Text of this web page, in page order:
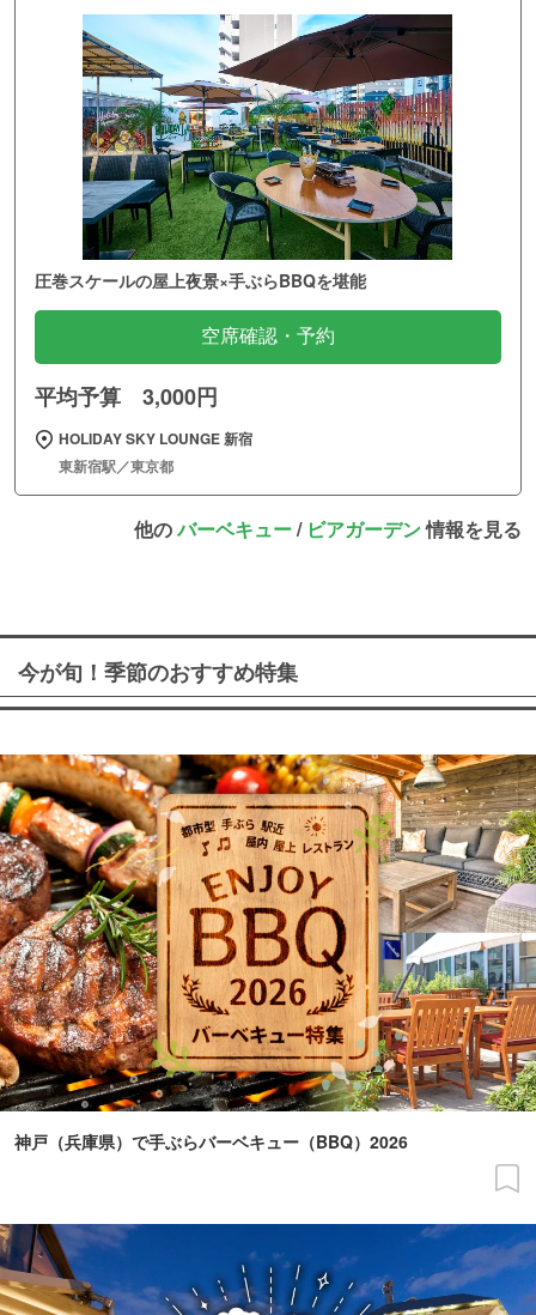
圧巻スケールの屋上夜景×手ぶらBBQを堪能
空席確認・予約
平均予算 3,000円
HOLIDAY SKY LOUNGE 新宿
東新宿駅／東京都
他のバーベキュー/ ビアガーデン情報を見る
今が旬！季節のおすすめ特集
神戸（兵庫県）で手ぶらバーベキュー（BBQ）2026